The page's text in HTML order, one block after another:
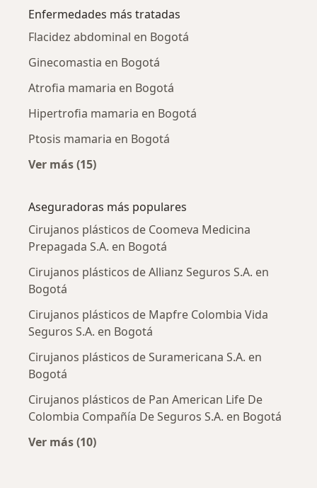
Enfermedades más tratadas
Flacidez abdominal en Bogotá
Ginecomastia en Bogotá
Atrofia mamaria en Bogotá
Hipertrofia mamaria en Bogotá
Ptosis mamaria en Bogotá
Ver más (15)
Aseguradoras más populares
Cirujanos plásticos de Coomeva Medicina
Prepagada S.A. en Bogotá
Cirujanos plásticos de Allianz Seguros S.A. en
Bogotá
Cirujanos plásticos de Mapfre Colombia Vida
Seguros S.A. en Bogotá
Cirujanos plásticos de Suramericana S.A. en
Bogotá
Cirujanos plásticos de Pan American Life De
Colombia Compañía De Seguros S.A. en Bogotá
Ver más (10)